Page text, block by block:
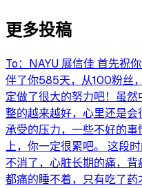
更多投稿
To：NAYU 展信佳 首先祝
伴了你585天，从100粉丝
定做了很大的努力吧！虽
整的越来越好，心里还是
承受的压力，一些不好的
上，你一定很累吧。 这段
不消了，心脏长期的痛，
都痛的睡不着，只有吃了